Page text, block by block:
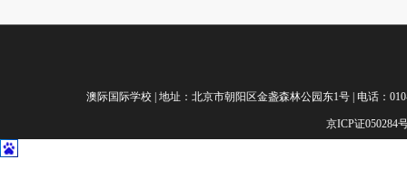
澳际国际学校 | 地址：北京市朝阳区金盏森林公园东1号 | 电话：
京ICP证